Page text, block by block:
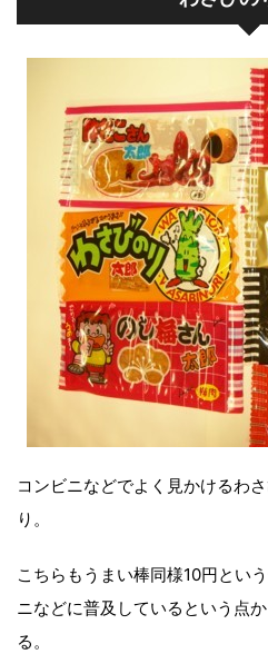
コンビニなどでよく見かけるわ
り。
こちらもうまい棒同様10円とい
ニなどに普及しているという点
る。